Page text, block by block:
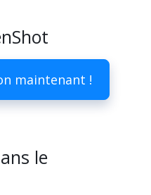
maintenant !
le